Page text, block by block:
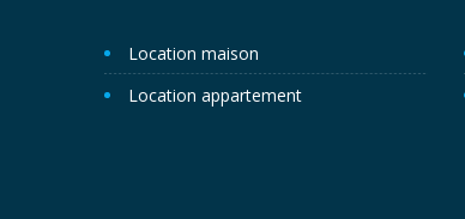
Location maison
Location appartement